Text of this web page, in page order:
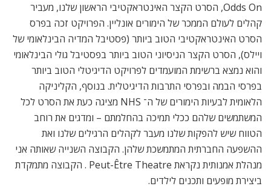
Odds On, הסרט הקצר האינטראקטיבי הראשון שלנו, מעביר
קהלים לעולם הממכר של הימורים אונליין. הפרויקט זכה בפרס
הסרט האינטראקטיבי הטוב ביותר (פסטיבל המדיה הבינלאומי של
ויילס), הסרט הקצר הניסיוני הטוב ביותר בפסטיבל גולי הבינלאומי
והוא נמצא ברשימת המועמדים לפרויקט הדיגיטלי הטוב ביותר
בפרסי הבמה ובפרסי התרבות הדיגיטלית. בנוסף, הקליניקה
הלאומית לבעיות הימורים של ה־ NHS מציגה כעת את הסרט לכל
המשתמשים שלהם ככלי תמיכה בהחלמתם – ומדגים את רוחב
הטווח שיש להפקות שלנו מעבר לקהלים הרגילים שלנו ואת
ההשפעה החברתית המתמשכת שלהן. הקבוצה השנייה שאותה אני
מנהלת אמנותית נקראת Peut-Être Theatre . הקבוצה מתמקדת
ביצירת מופעים ותכנים לילדים.